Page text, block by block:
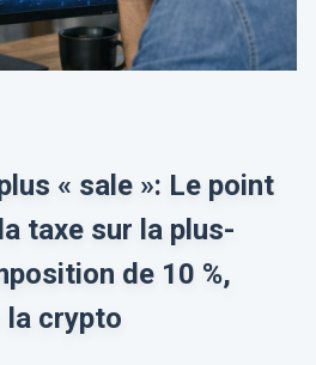
« sale »: Le point
taxe sur la plus-
de 10 %,
la crypto